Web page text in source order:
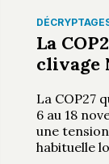
La
clivage
La COP27
6 au 18
une
habituelle